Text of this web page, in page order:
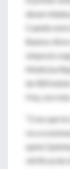
Cuando
Buenos
simposio
Medicina
de 400
Hoy, son
"Creo que
va a
opinó
vitrificación